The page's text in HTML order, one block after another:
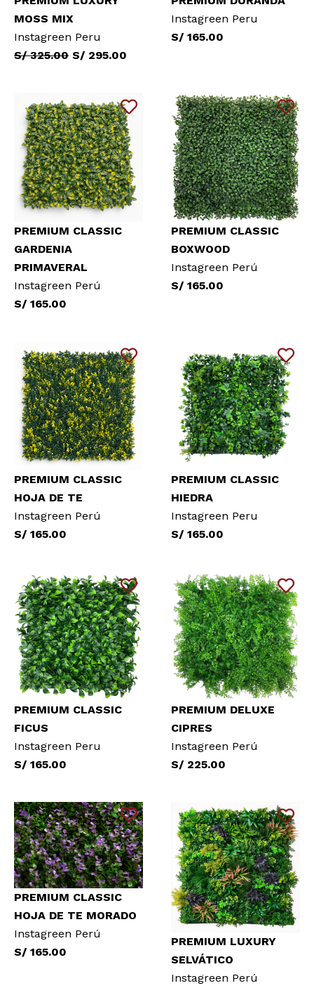
MOSS MIX
Instagreen Peru
S/ 325.00 S/ 295.00
Instagreen Peru
S/ 165.00
PREMIUM CLASSIC
GARDENIA
PRIMAVERAL
Instagreen Perú
S/ 165.00
PREMIUM CLASSIC
BOXWOOD
Instagreen Perú
S/ 165.00
PREMIUM CLASSIC
HOJA DE TE
Instagreen Perú
S/ 165.00
PREMIUM CLASSIC
HIEDRA
Instagreen Peru
S/ 165.00
PREMIUM CLASSIC
FICUS
Instagreen Peru
S/ 165.00
PREMIUM DELUXE
CIPRES
Instagreen Perú
S/ 225.00
PREMIUM CLASSIC
HOJA DE TE MORADO
Instagreen Perú
S/ 165.00
PREMIUM LUXURY
SELVÁTICO
Instagreen Perú